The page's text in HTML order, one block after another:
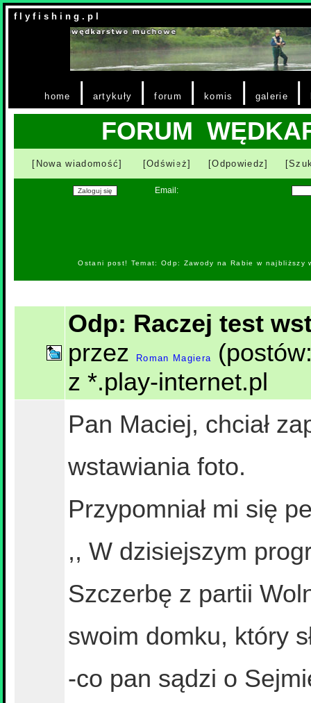
f l y f i s h i n g . p l
home | artykuły |forum | komis | galerie |
FORUM
[Nowa wiadomość] [Odśwież] [Odpowiedz]
Email:
Ostani post! Temat: Odp: Zawody na Rabie w
Odp: Raczej test
przez
Roman Magiera
z *.play-internet.pl
Pan Maciej, chciał
wstawiania foto.
Przypomniał mi się
,, W dzisiejszym
Szczerbę z partii
swoim domku, który
-co pan sądzi o